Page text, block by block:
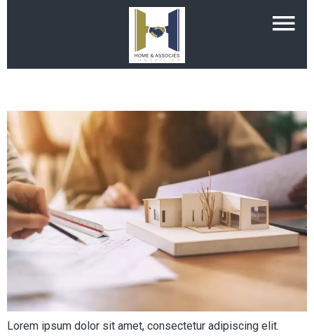
Lorem ipsum dolor sit amet, consectetur adipiscing elit.